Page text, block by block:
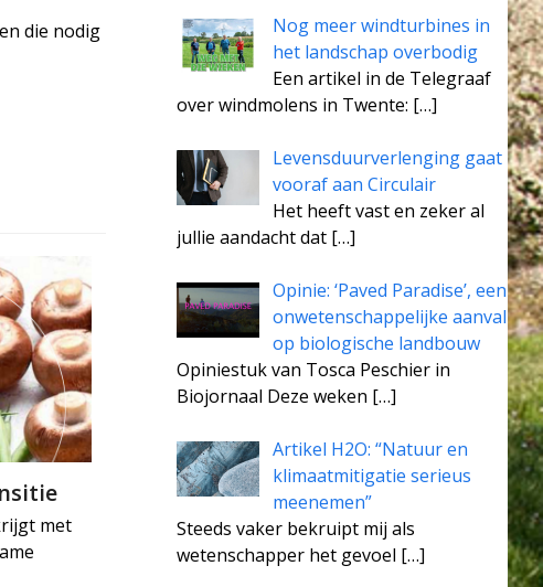
die nodig
met
Nog meer windturbines in
het landschap overbodig
Een artikel in de Telegraaf
over windmolens in Twente: […]
Levensduurverlenging gaat
vooraf aan Circulair
Het heeft vast en zeker al
jullie aandacht dat […]
Opinie: ‘Paved Paradise’, een
onwetenschappelijke aanval
op biologische landbouw
Opiniestuk van Tosca Peschier in
Biojornaal Deze weken […]
Artikel H2O: “Natuur en
klimaatmitigatie serieus
meenemen”
Steeds vaker bekruipt mij als
wetenschapper het gevoel […]